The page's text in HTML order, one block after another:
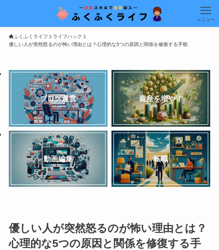
メニュー
ふくふくライフ
ライフハック
優しい人が突然怒るのが怖い理由とは？心理的な5つの原因と関係を修復する手順
ブログ運営 資産を増やす
動画編集 転職
優しい人が突然怒るのが怖い理由とは？
心理的な5つの原因と関係を修復する手